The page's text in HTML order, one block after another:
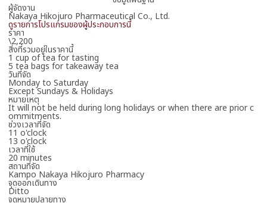
ผู้จัดงาน
Nakaya Hikojuro Pharmaceutical Co., Ltd.
ดูรายการโปรแกรมของผู้ประกอบการนี้
ราคา
\2,200
สิ่งที่รวมอยู่ในราคานี้
1 cup of tea for tasting
5 tea bags for takeaway tea
วันที่จัด
Monday to Saturday
Except Sundays & Holidays
หมายเหตุ
It will not be held during long holidays or when there are prior c
ommitments.
ช่วงเวลาที่จัด
11 o'clock
13 o'clock
เวลาที่ใช้
20 minutes
สถานที่จัด
Kampo Nakaya Hikojuro Pharmacy
จุดออกเดินทาง
Ditto
จุดหมายปลายทาง
จองผ่านอีเมล
สมัครทางอินเทอร์เน็ต
ลิงก์ไปยังเว็บไซต์ภายนอก
公式予約フォーム
โปรดกรอกที่อยู่อีเมล